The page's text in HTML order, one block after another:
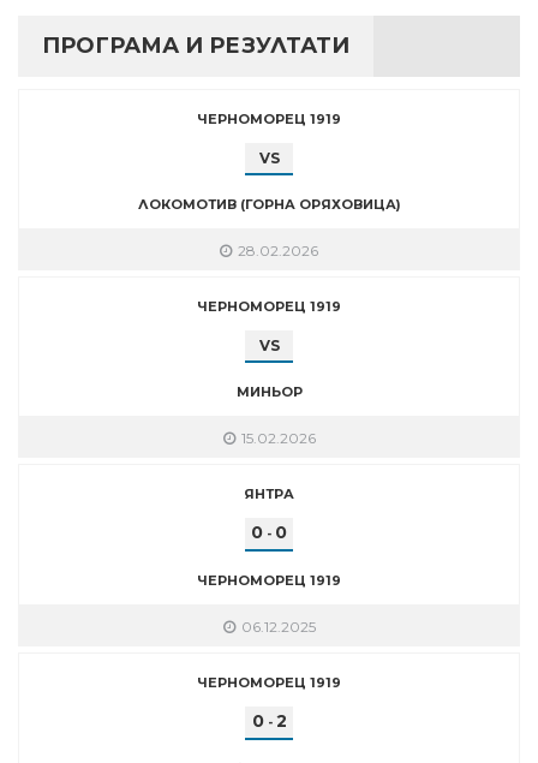
ПРОГРАМА И РЕЗУЛТАТИ
ЧЕРНОМОРЕЦ 1919
VS
ЛОКОМОТИВ (ГОРНА ОРЯХОВИЦА)
28.02.2026
ЧЕРНОМОРЕЦ 1919
VS
МИНЬОР
15.02.2026
ЯНТРА
0 - 0
ЧЕРНОМОРЕЦ 1919
06.12.2025
ЧЕРНОМОРЕЦ 1919
0- 2